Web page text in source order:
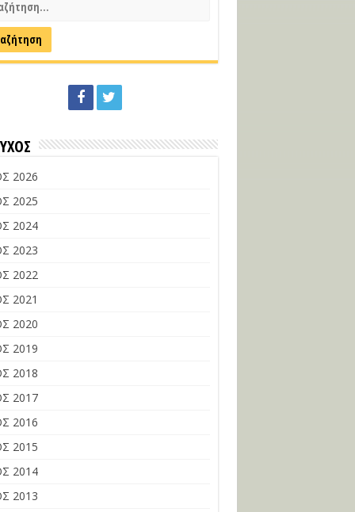
2026
2025
2024
2023
2022
2021
2020
2019
2018
2017
2016
2015
2014
2013